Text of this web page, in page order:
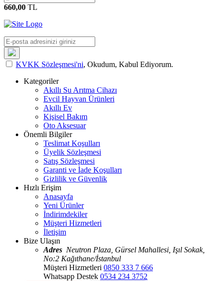
660,00 TL
KVKK Sözleşmesi'ni, Okudum, Kabul Ediyorum.
Kategoriler
Akıllı Su Arıtma Cihazı
Evcil Hayvan Ürünleri
Akıllı Ev
Kişisel Bakım
Oto Aksesuar
Önemli Bilgiler
Teslimat Koşulları
Üyelik Sözleşmesi
Satış Sözleşmesi
Garanti ve İade Koşulları
Gizlilik ve Güvenlik
Hızlı Erişim
Anasayfa
Yeni Ürünler
İndirimdekiler
Müşteri Hizmetleri
İletişim
Bize Ulaşın
Adres Neutron Plaza, Gürsel Mahallesi, Işıl Sokak,
No:2 Kağıthane/İstanbul
Müşteri Hizmetleri 0850 333 7 666
Whatsapp Destek 0534 234 3752